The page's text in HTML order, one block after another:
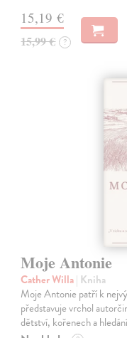
15,19 €
15,99 € ?
Moje Antonie
Cather Willa| Kniha
Moje Antonie patří k
představuje vrchol
dětství, kořenech a